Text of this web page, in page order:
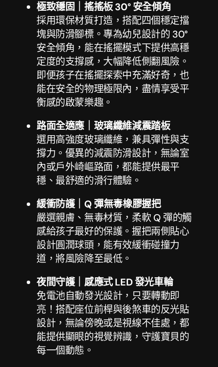
極致穩固｜搖搖板 30° 安全傾角
採用環保材質打造，搭配四個穩定擋
塊與防滑腳標。專為幼兒設計的 30°
安全傾角，能在搖擺模式下提供高穩
定度的支撐感，大幅降低側翻風險。
即便孩子在搖擺探索中充滿好奇，也
能在安全的物理極限內，盡情享受平
衡感的啟蒙樂趣。
路面全適應｜玻璃纖維減震踏板
選用高強度玻璃纖維，兼具彈性與支
撐力。優異的減震防滑設計，無論室
內或戶外崎嶇路面，都能提供最平
穩、最舒適的滑行體驗。
緩衝防護｜Q 彈無毒橡膠握把
嚴選親膚、無毒材質，柔軟 Q 彈的觸
感給孩子最好的保護。握把兩側貼心
設計圓潤球頭，能有效緩衝碰撞力
道，將風險降至最低。
夜間守護｜感應式 LED 發光車輪
免電池自動發光設計，只要轉動即
亮！搭配座位前桿與後煞車的反光貼
設計，無論傍晚或是視線不佳處，都
能提供顯眼的視覺辨識，守護寶貝的
每一個動態。